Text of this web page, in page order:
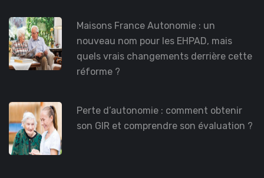
Maisons France Autonomie : un
nouveau nom pour les EHPAD, mais
quels vrais changements derrière cette
réforme ?
Perte d’autonomie : comment obtenir
son GIR et comprendre son évaluation ?